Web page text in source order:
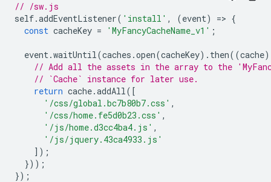
// /sw.js
self.addEventListener( 'install' , (event) => {
const cacheKey = 'MyFancyCacheName_v1' ;
event.waitUntil(caches .open(cacheKey). then((cache)
// Add all the assets in the array to the
// `Cache` instance for later use.
return cache.addAll([
'/css/global.bc7b80b7.css' ,
'/css/home.fe5d0b23.css' ,
'/js/home.d3cc4ba4.js' ,
'/js/jquery.43ca4933.js'
]);
}));
});